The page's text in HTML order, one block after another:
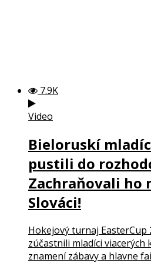
7.9K
Video
Bieloruskí
pustili do
Zachraňovali ho
Slováci!
Hokejový turnaj EasterCup
zúčastnili mladíci viacerých
znamení zábavy a hlavne